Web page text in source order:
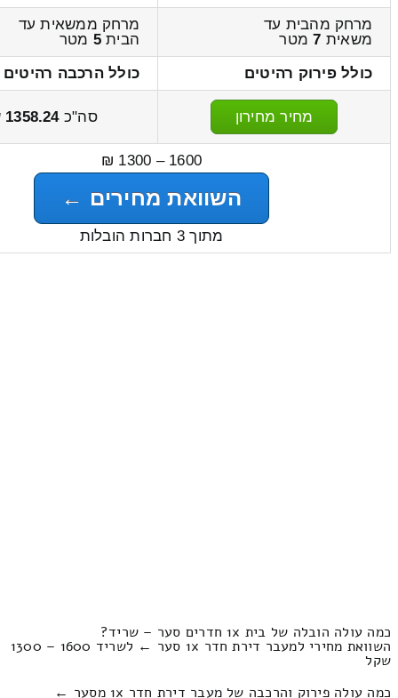
מרחק מהבית עד
משאית 7מטר
מרחק ממשאית עד
הבית5 מטר
כולל פירוק רהיטים
כולל הרכבה רהיטים
מחיר מחירון סה"כ1358.24
1600 – 1300 ₪
השוואת מחירים ←
מתוך 3 חברות הובלות
כמה עולה הובלה של בית 1x חדרים סער – שריד?
השוואת מחירי למעבר דירת חדר 1x סער ← לשריד 1600 – 1300
שקל
כמה עולה פירוק והרכבה של מעבר דירת חדר 1x מסער ←